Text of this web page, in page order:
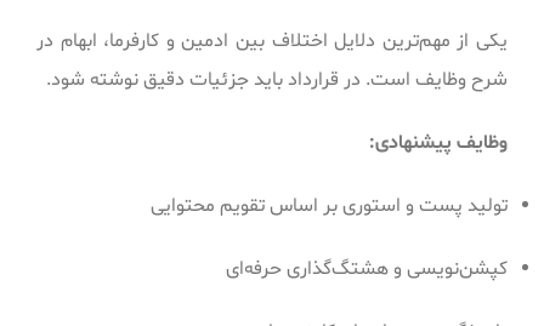
یکی از مهم‌ترین دلایل اختلاف بین ادمین و کارفرما، ابهام در
شرح وظایف است. در قرارداد باید جزئیات دقیق نوشته شود.
وظایف پیشنهادی:
تولید پست و استوری بر اساس تقویم محتوایی
کپشن‌نویسی و هشتگ‌گذاری حرفه‌ای